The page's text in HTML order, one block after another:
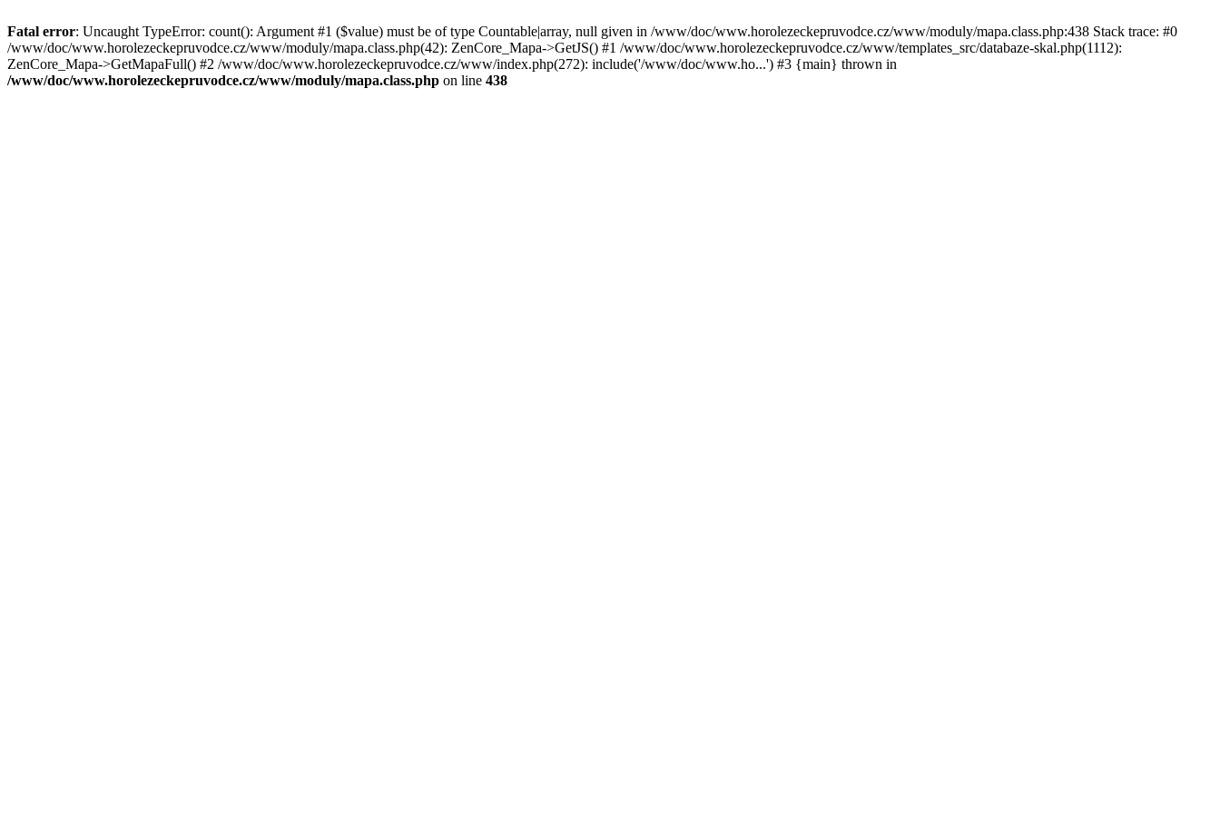
Fatal error: Uncaught TypeError: count(): Argument #1 ($value) must be of type Countable|array, null given in /www/doc/www.horolezeckepruvodce.cz/www/moduly/mapa.class.php:438 Stack trace: #0
/www/doc/www.horolezeckepruvodce.cz/www/moduly/mapa.class.php(42): ZenCore_Mapa->GetJS() #1 /www/doc/www.horolezeckepruvodce.cz/www/templates_src/databaze-skal.php(1112):
ZenCore_Mapa->GetMapaFull() #2 /www/doc/www.horolezeckepruvodce.cz/www/index.php(272): include('/www/doc/www.ho...') #3 {main} thrown in
/www/doc/www.horolezeckepruvodce.cz/www/moduly/mapa.class.php on line 438